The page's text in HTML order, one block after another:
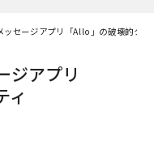
ッセージアプリ「Allo」の破壊的クオ
ジアプリ
ィ